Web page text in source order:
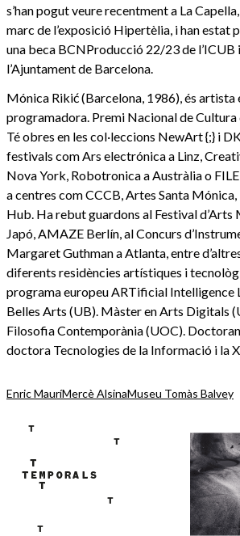
s’han pogut veure recentment a La
marc de l’exposició Hipertèlia, i han estat
una beca BCNProducció 22/23 de l’ICUB
l’Ajuntament de Barcelona.
Mónica Rikić (Barcelona, 1986), és artista
programadora. Premi Nacional de Cultura
Té obres en les col·leccions NewArt {;} i
festivals com Ars electrónica a Linz,
Nova York, Robotronica a Austràlia o
a centres com CCCB, Artes Santa Mónica,
Hub. Ha rebut guardons al Festival d’Arts
Japó, AMAZE Berlín, al Concurs
Margaret Guthman a Atlanta, entre
diferents residències artístiques i
programa europeu ARTificial Intelligence
Belles Arts (UB). Màster en Arts Digitals
Filosofia Contemporània (UOC).
doctora Tecnologies de la Informació i la
Enric MauríMercè AlsinaMuseu Tomàs Balvey